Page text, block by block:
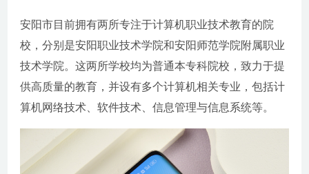
安阳市目前拥有两所专注于计算机职业技术教育的院
校，分别是安阳职业技术学院和安阳师范学院附属职业
技术学院。这两所学校均为普通本专科院校，致力于提
供高质量的教育，并设有多个计算机相关专业，包括计
算机网络技术、软件技术、信息管理与信息系统等。